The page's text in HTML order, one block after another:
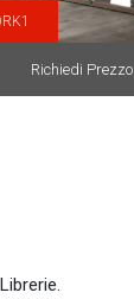
Richiedi Prezzo